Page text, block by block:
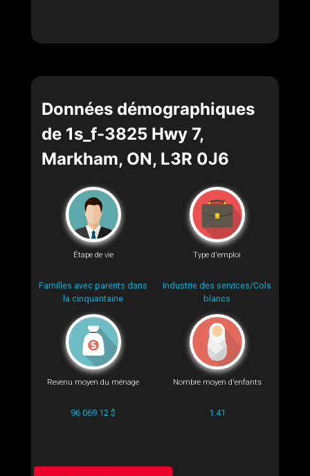
Données démographiques
de 1s_f-3825 Hwy 7,
Markham, ON, L3R 0J6
Étape de vie
Familles avec parents dans
la cinquantaine
Type d'emploi
Industrie des services/Cols
blancs
Revenu moyen du ménage
96 069.12 $
Nombre moyen d'enfants
1.41